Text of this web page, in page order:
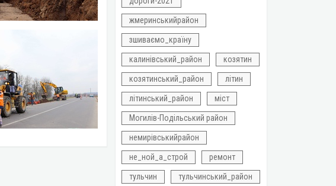
жмеринськийрайон
зшиваємо_країну
калинівський_район козятин
козятинський_район літин
літинський_район міст
Могилів-Подільський район
немирівськийрайон
не_ной_а_строй ремонт
тульчин тульчинський_район